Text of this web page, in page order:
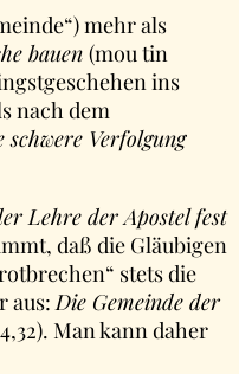
mehr als
bauen(mou tin
ins
nach dem
schwere Verfolgung
Lehre der Apostel fest
daß die Gläubigen
stets die
aus:Die Gemeinde der
Man kann daher